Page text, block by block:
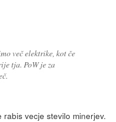
več elektrike, kot če
tja. PoW je za
vecje stevilo minerjev.